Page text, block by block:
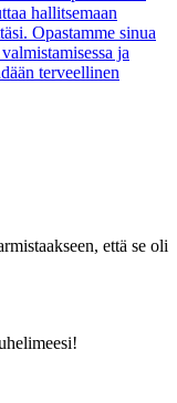
hallitsemaan
Opastamme sinua
ja
terveellinen
että se oli